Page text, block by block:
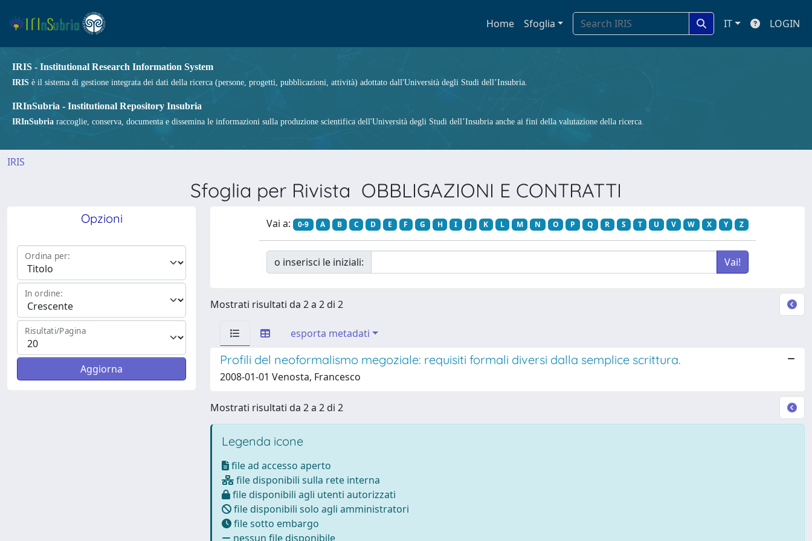
Home Sfoglia IT LOGIN
IRIS - Institutional Research Information System
IRIS è il sistema di gestione integrata dei dati della ricerca (persone, progetti, pubblicazioni, attività) adottato dall'Università degli Studi dell’Insubria.
IRInSubria - Institutional Repository Insubria
IRInSubria raccoglie, conserva, documenta e dissemina le informazioni sulla produzione scientifica dell'Università degli Studi dell’Insubria anche ai fini della valutazione della ricerca.
IRIS
Sfoglia per Rivista OBBLIGAZIONI E CONTRATTI
Opzioni
Ordina per:
In ordine:
Risultati/Pagina
Vai a: 0-9 A B C D E F G H I J K L M N O P Q R S T U V W X Y Z
o inserisci le iniziali:
Mostrati risultati da 2 a 2 di 2
esporta metadati
Profili del neoformalismo megoziale: requisiti formali diversi dalla semplice scrittura.
2008-01-01 Venosta, Francesco
Mostrati risultati da 2 a 2 di 2
Legenda icone
file ad accesso aperto
file disponibili sulla rete interna
file disponibili agli utenti autorizzati
file disponibili solo agli amministratori
file sotto embargo
nessun file disponibile